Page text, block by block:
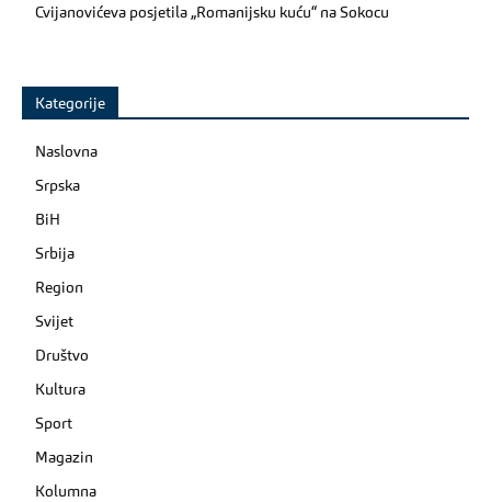
Cvijanovićeva posjetila „Romanijsku kuću“ na Sokocu
Kategorije
Naslovna
Srpska
BiH
Srbija
Region
Svijet
Društvo
Kultura
Sport
Magazin
Kolumna